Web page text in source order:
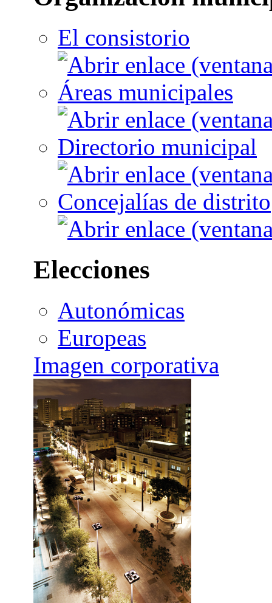
El consistorio
Áreas municipales
Directorio municipal
Concejalías de distrito
Elecciones
Autonómicas
Europeas
Imagen corporativa